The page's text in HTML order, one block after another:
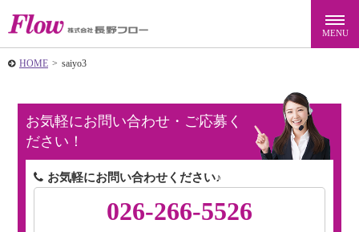
HOME > saiyo3
お気軽にお問い合わせ・ご応募く
ださい！
お気軽にお問い合わせください♪
026-266-5526